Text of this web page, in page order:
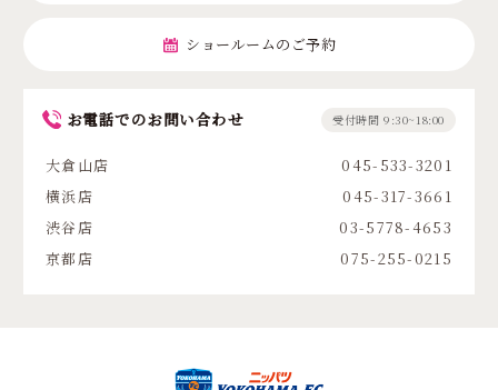
ショールームのご予約
お電話でのお問い合わせ 受付時間 9:30~18:00
大倉山店
045-533-3201
横浜店
045-317-3661
渋谷店
03-5778-4653
京都店
075-255-0215